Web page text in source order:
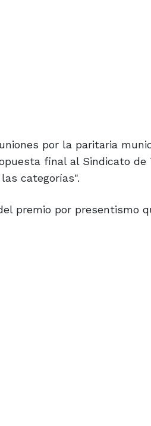
por la paritaria
final al Sindicato
categorías".
premio por presentismo